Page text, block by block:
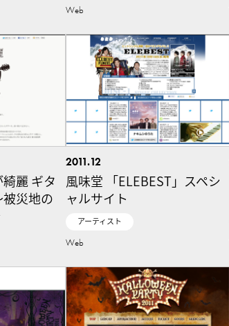
Web
麗 ギタ
災地の
2011.12
風味堂 「ELEBEST」スペシ
ャルサイト
アーティスト
Web